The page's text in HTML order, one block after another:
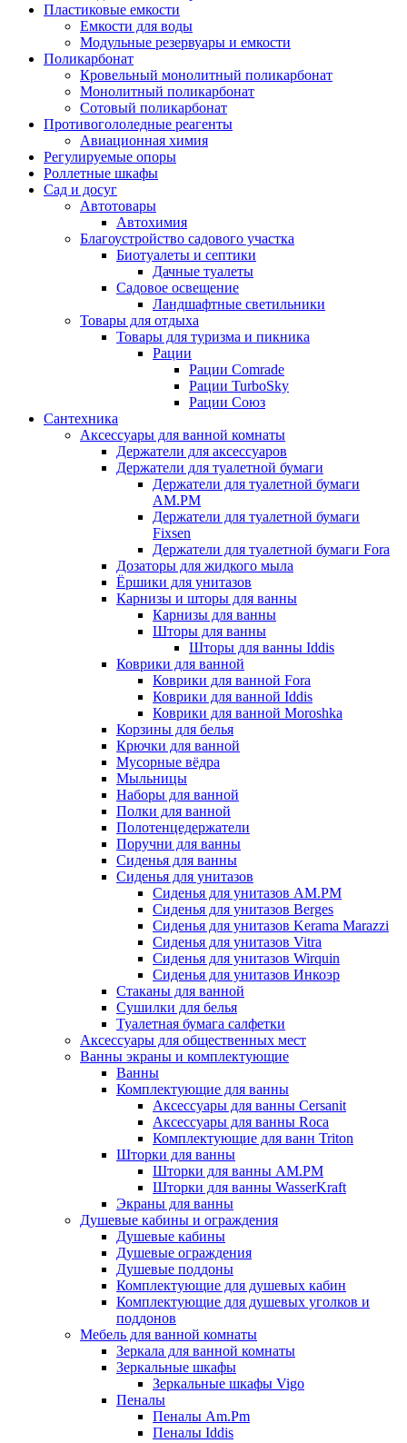
Пластиковые емкости
Емкости для воды
Модульные резервуары и емкости
Поликарбонат
Кровельный монолитный поликарбонат
Монолитный поликарбонат
Сотовый поликарбонат
Противогололедные реагенты
Авиационная химия
Регулируемые опоры
Роллетные шкафы
Сад и досуг
Автотовары
Автохимия
Благоустройство садового участка
Биотуалеты и септики
Дачные туалеты
Садовое освещение
Ландшафтные светильники
Товары для отдыха
Товары для туризма и пикника
Рации
Рации Comrade
Рации TurboSky
Рации Союз
Сантехника
Аксессуары для ванной комнаты
Держатели для аксессуаров
Держатели для туалетной бумаги
Держатели для туалетной бумаги
AM.PM
Держатели для туалетной бумаги
Fixsen
Держатели для туалетной бумаги Fora
Дозаторы для жидкого мыла
Ёршики для унитазов
Карнизы и шторы для ванны
Карнизы для ванны
Шторы для ванны
Шторы для ванны Iddis
Коврики для ванной
Коврики для ванной Fora
Коврики для ванной Iddis
Коврики для ванной Moroshka
Корзины для белья
Крючки для ванной
Мусорные вёдра
Мыльницы
Наборы для ванной
Полки для ванной
Полотенцедержатели
Поручни для ванны
Сиденья для ванны
Сиденья для унитазов
Сиденья для унитазов AM.PM
Сиденья для унитазов Berges
Сиденья для унитазов Kerama Marazzi
Сиденья для унитазов Vitra
Сиденья для унитазов Wirquin
Сиденья для унитазов Инкоэр
Стаканы для ванной
Сушилки для белья
Туалетная бумага салфетки
Аксессуары для общественных мест
Ванны экраны и комплектующие
Ванны
Комплектующие для ванны
Аксессуары для ванны Cersanit
Аксессуары для ванны Roca
Комплектующие для ванн Triton
Шторки для ванны
Шторки для ванны AM.PM
Шторки для ванны WasserKraft
Экраны для ванны
Душевые кабины и ограждения
Душевые кабины
Душевые ограждения
Душевые поддоны
Комплектующие для душевых кабин
Комплектующие для душевых уголков и
поддонов
Мебель для ванной комнаты
Зеркала для ванной комнаты
Зеркальные шкафы
Зеркальные шкафы Vigo
Пеналы
Пеналы Am.Pm
Пеналы Iddis